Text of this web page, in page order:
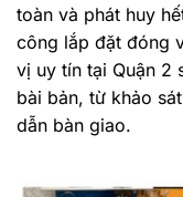
toàn và phát huy
công lắp đặt đóng
vị uy tín tại Quận 2
bài bản, từ khảo
dẫn bàn giao.